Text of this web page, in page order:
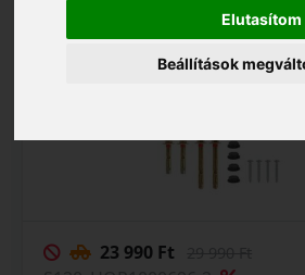
Elutasítom
Beállítások
23 990 Ft